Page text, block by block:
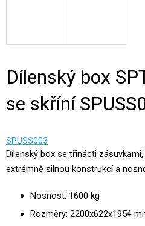
Dílenský box
se skříní
SPUSS003
Dílenský box se třinácti
extrémně silnou konstrukcí a
Nosnost: 1600 kg
Rozměry: 2200x622x1954